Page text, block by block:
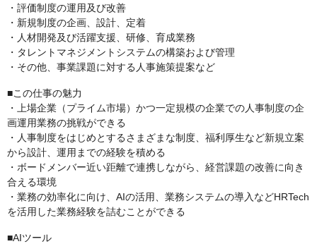
・評価制度の運用及び改善
・新規制度の企画、設計、定着
・人材開発及び活躍支援、研修、育成業務
・タレントマネジメントシステムの構築および管理
・その他、事業課題に対する人事施策提案など
■この仕事の魅力
・上場企業（プライム市場）かつ一定規模の企業での人事制度の企
画運用業務の挑戦ができる
・人事制度をはじめとするさまざまな制度、福利厚生など新規立案
から設計、運用までの経験を積める
・ボードメンバー近い距離で連携しながら、経営課題の改善に向き
合える環境
・業務の効率化に向け、AIの活用、業務システムの導入などHRTech
を活用した業務経験を詰むことができる
■AIツール